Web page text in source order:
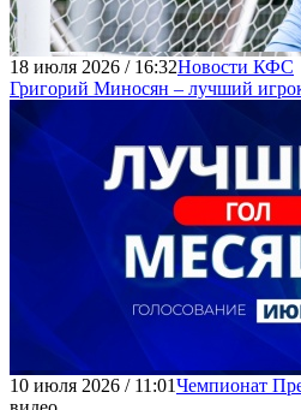
18 июля 2026 / 16:32Новости КФС
Григорий Миносян – лучший
10 июля 2026 / 11:01Чемпионат